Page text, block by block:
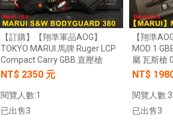
【訂購】【翔準軍品AOG】
TOKYO MARUI 馬牌 Ruger LCP
Compact Carry GBB 直壓槍
NT$ 2350 元
閱覽人數:1
已出售3
【翔準
MOD 1
屬 瓦斯槍
NT$
閱覽人數:3
已出售3